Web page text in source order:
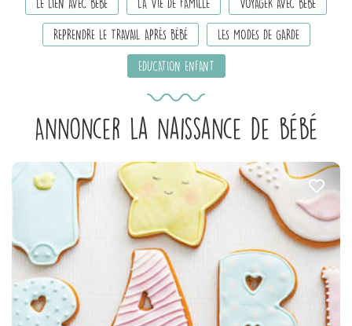
LE LIEN AVEC BÉBÉ LA VIE DE FAMILLE VOYAGER AVEC BÉBÉ
REPRENDRE LE TRAVAIL APRÈS BÉBÉ LES MODES DE GARDE
EDUCATION ENFANT
Annoncer la naissance de bébé